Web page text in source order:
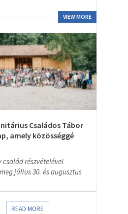
VIEW MORE
Családos Tábor
amely közösséggé
család részvételével
július 30. és augusztus
READ MORE